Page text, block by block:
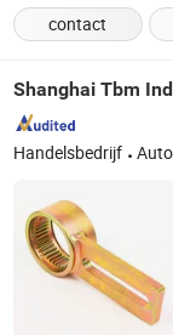
contact
Shanghai Tbm
Handelsbedrijf